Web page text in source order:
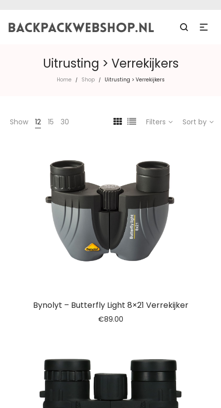
Uitrusting > Verrekijkers
Home / Shop / Uitrusting > Verrekijkers
Show 12 15 30 Filters Sort by
Bynolyt – Butterfly Light 8×21 Verrekijker
€89.00